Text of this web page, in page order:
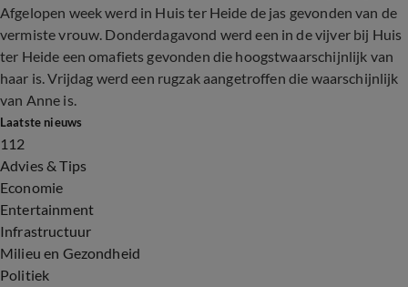
Afgelopen week werd in Huis ter Heide de jas gevonden van de
vermiste vrouw. Donderdagavond werd een in de vijver bij Huis
ter Heide een omafiets gevonden die hoogstwaarschijnlijk van
haar is. Vrijdag werd een rugzak aangetroffen die waarschijnlijk
van Anne is.
Laatste nieuws
112
Advies & Tips
Economie
Entertainment
Infrastructuur
Milieu en Gezondheid
Politiek